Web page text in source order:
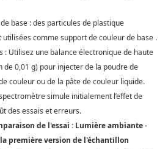
base : des particules de plastique
comme support de couleur de base .
: Utilisez une balance électronique de haute
de 0,01 g) pour injecter de la poudre de
couleur ou de la pâte de couleur liquide.
simule initialement l’effet de
des essais et erreurs.
de l'essai : Lumière ambiante ·
la première version de l'échantillon